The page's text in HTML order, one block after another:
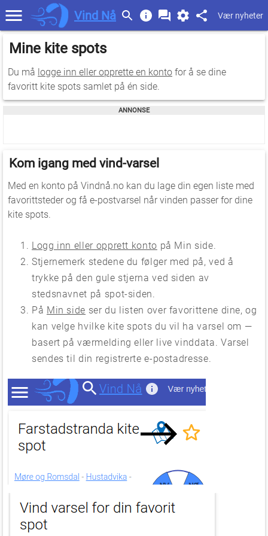
Vind Nå Vær nyheter
Mine kite spots
Du må logge inn eller opprette en konto for å se dine
favoritt kite spots samlet på én side.
Kom igang med vind-varsel
Med en konto på Vindnå.no kan du lage din egen liste med
favorittsteder og få e-postvarsel når vinden passer for dine
kite spots.
Logg inn eller opprett konto på Min side.
Stjernemerk stedene du følger med på, ved å
trykke på den gule stjerna ved siden av
stedsnavnet på spot-siden.
På Min side ser du listen over favorittene dine, og
kan velge hvilke kite spots du vil ha varsel om —
basert på værmelding eller live vinddata. Varsel
sendes til din registrerte e-postadresse.